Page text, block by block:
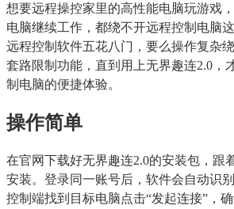
想要远程操控家里的高性能电脑玩游戏
电脑继续工作，都绕不开远程控制电脑
远程控制软件五花八门，要么操作复杂
套路限制功能，直到用上无界趣连2.0，
制电脑的便捷体验。
操作简单
在官网下载好无界趣连2.0的安装包，跟
安装。登录同一账号后，软件会自动识
控制端找到目标电脑点击“发起连接”，